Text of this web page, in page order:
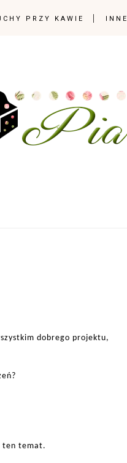
PRZY KAWIE INNE
dobrego projektu,
ten temat.